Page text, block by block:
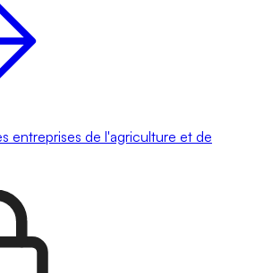
entreprises de l'agriculture et de